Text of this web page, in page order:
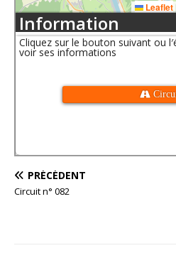
Leaflet

Information
Cliquez sur le bouton suivant ou
voir ses informations
PRÉCÉDENT
Circuit n° 082